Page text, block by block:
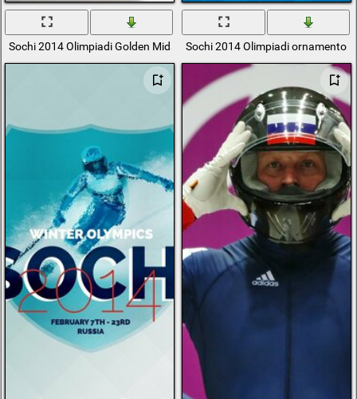
Sochi 2014 Olimpiadi Golden Midal Sochi 2014 Olimpiadi ornamento